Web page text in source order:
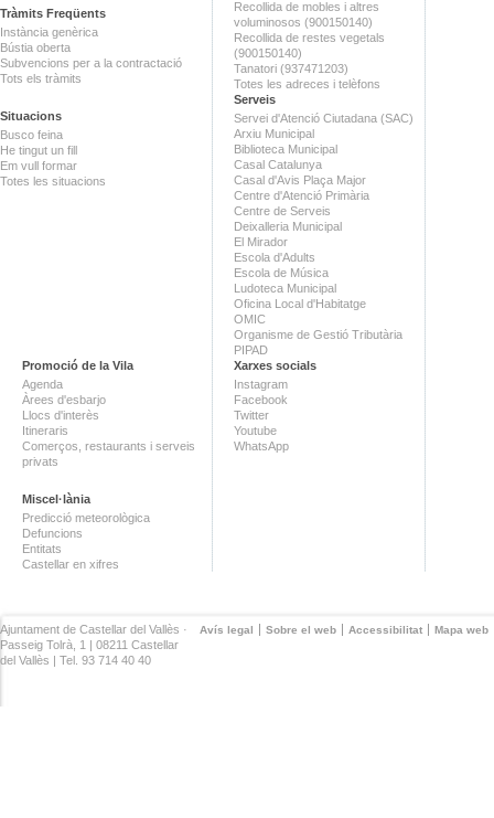
Tràmits Freqüents
Instància genèrica
Bústia oberta
Subvencions per a la contractació
Tots els tràmits
Situacions
Busco feina
He tingut un fill
Em vull formar
Totes les situacions
Recollida de mobles i altres
voluminosos (900150140)
Recollida de restes vegetals
(900150140)
Tanatori (937471203)
Totes les adreces i telèfons
Serveis
Servei d'Atenció Ciutadana (SAC)
Arxiu Municipal
Biblioteca Municipal
Casal Catalunya
Casal d'Avis Plaça Major
Centre d'Atenció Primària
Centre de Serveis
Deixalleria Municipal
El Mirador
Escola d'Adults
Escola de Música
Ludoteca Municipal
Oficina Local d'Habitatge
OMIC
Organisme de Gestió Tributària
PIPAD
Promoció de la Vila
Agenda
Àrees d'esbarjo
Llocs d'interès
Itineraris
Comerços, restaurants i serveis
privats
Miscel·lània
Predicció meteorològica
Defuncions
Entitats
Castellar en xifres
Xarxes socials
Instagram
Facebook
Twitter
Youtube
WhatsApp
Avís legal Sobre el web Accessibilitat Mapa web
Ajuntament de Castellar del Vallès ·
Passeig Tolrà, 1 | 08211 Castellar
del Vallès | Tel. 93 714 40 40